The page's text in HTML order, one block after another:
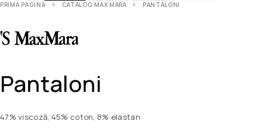
PRIMA PAGINĂ CATALOG MAX MARA PANTALONI
Pantaloni
47% viscoză, 45% coton, 8% elastan